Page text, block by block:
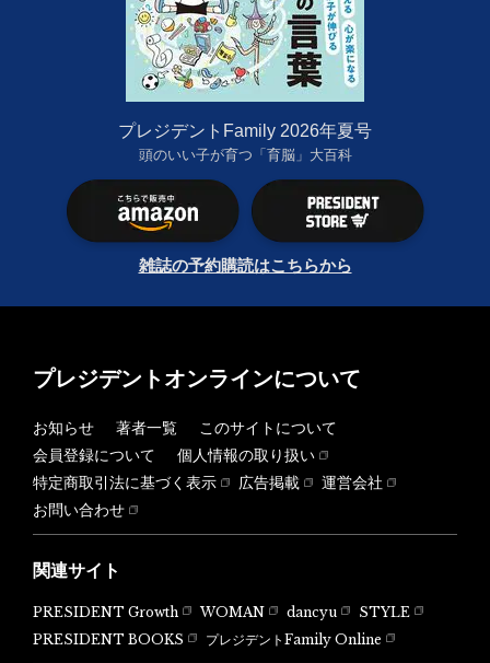
プレジデントFamily 2026年夏号
頭のいい子が育つ「育脳」大百科
雑誌の予約購読はこちらから
プレジデントオンラインについて
お知らせ 著者一覧
このサイトについて
会員登録について
個人情報の取り扱い
特定商取引法に基づく表示
広告掲載
運営会社
お問い合わせ
関連サイト
PRESIDENT Growth WOMAN dancyu
STYLE
PRESIDENT BOOKS
プレジデントFamily Online